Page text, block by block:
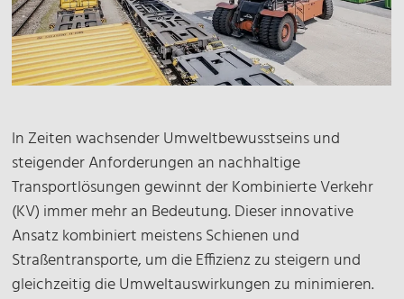
In Zeiten wachsender Umweltbewusstseins und
steigender Anforderungen an nachhaltige
Transportlösungen gewinnt der Kombinierte Verkehr
(KV) immer mehr an Bedeutung. Dieser innovative
Ansatz kombiniert meistens Schienen und
Straßentransporte, um die Effizienz zu steigern und
gleichzeitig die Umweltauswirkungen zu minimieren.